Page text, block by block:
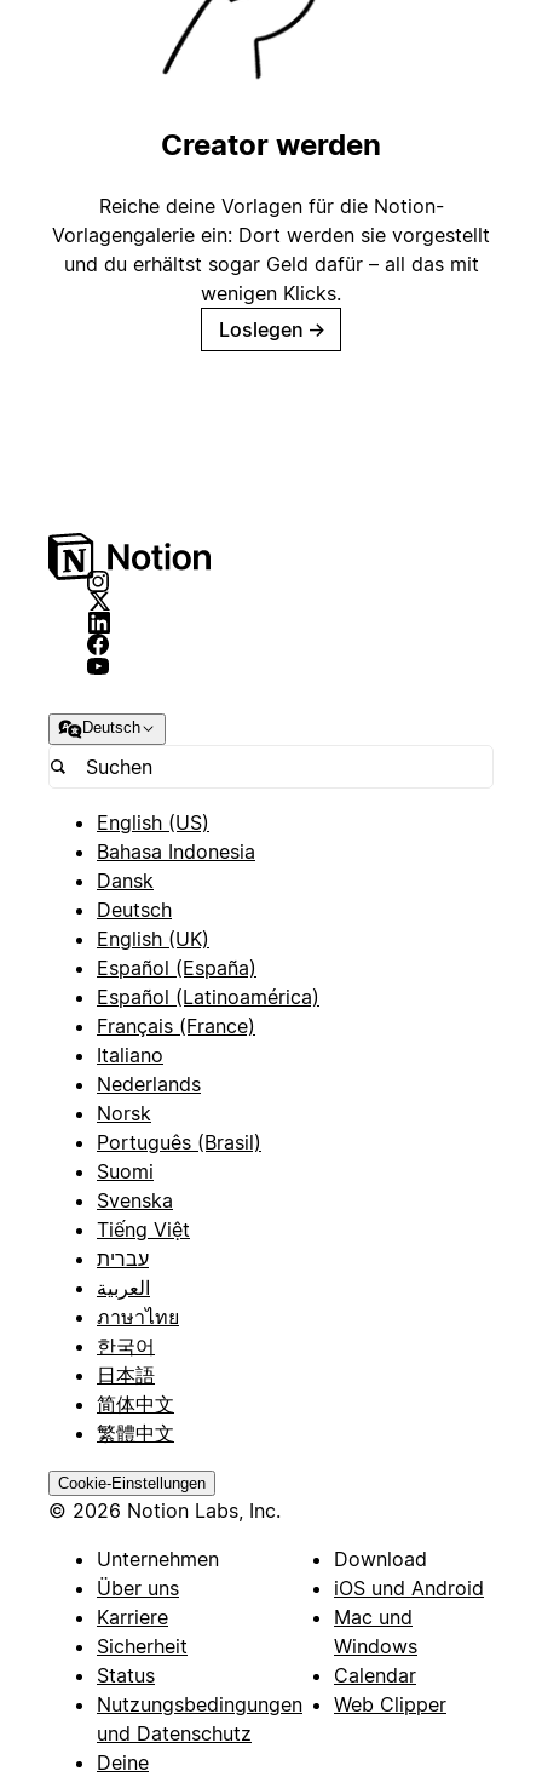
Creator werden
Reiche deine Vorlagen für die Notion-
Vorlagengalerie ein: Dort werden sie vorgestellt
und du erhältst sogar Geld dafür – all das mit
wenigen Klicks.
Loslegen →
Deutsch
English (US)
Bahasa Indonesia
Dansk
Deutsch
English (UK)
Español (España)
Español (Latinoamérica)
Français (France)
Italiano
Nederlands
Norsk
Português (Brasil)
Suomi
Svenska
Tiếng Việt
עברית
العربية
ภาษาไทย
한국어
日本語
简体中文
繁體中文
Cookie-Einstellungen
© 2026 Notion Labs, Inc.
Unternehmen
Über uns
Karriere
Sicherheit
Status
Nutzungsbedingungen
und Datenschutz
Deine
Download
iOS und Android
Mac und
Windows
Calendar
Web Clipper